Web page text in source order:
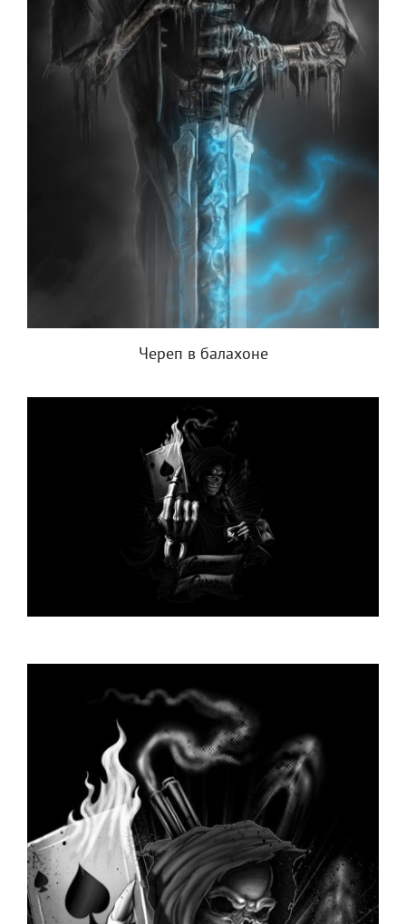
Череп в балахоне